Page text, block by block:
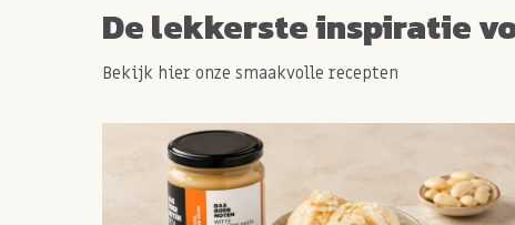
De lekkerste inspiratie
Bekijk hier onze smaakvolle recepten